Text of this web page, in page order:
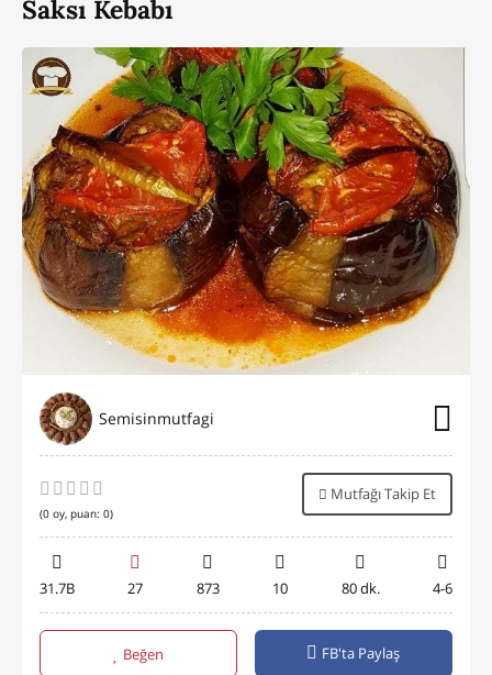
Saksı Kebabı
Semisinmutfagi
(0 oy, puan: 0)
Mutfağı Takip Et
31.7B 27 873 10 80 dk. 4-6
Beğen FB'ta Paylaş